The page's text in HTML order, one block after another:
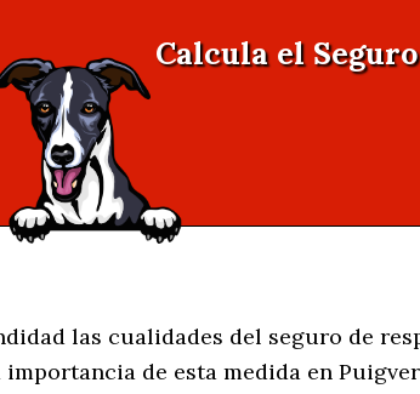
Calcula el
las cualidades del seguro de
importancia de esta medida en